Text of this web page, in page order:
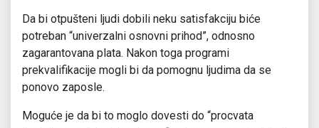
Da bi otpušteni ljudi dobili neku satisfakciju biće
potreban “univerzalni osnovni prihod”, odnosno
zagarantovana plata. Nakon toga programi
prekvalifikacije mogli bi da pomognu ljudima da se
ponovo zaposle.
Moguće je da bi to moglo dovesti do “procvata